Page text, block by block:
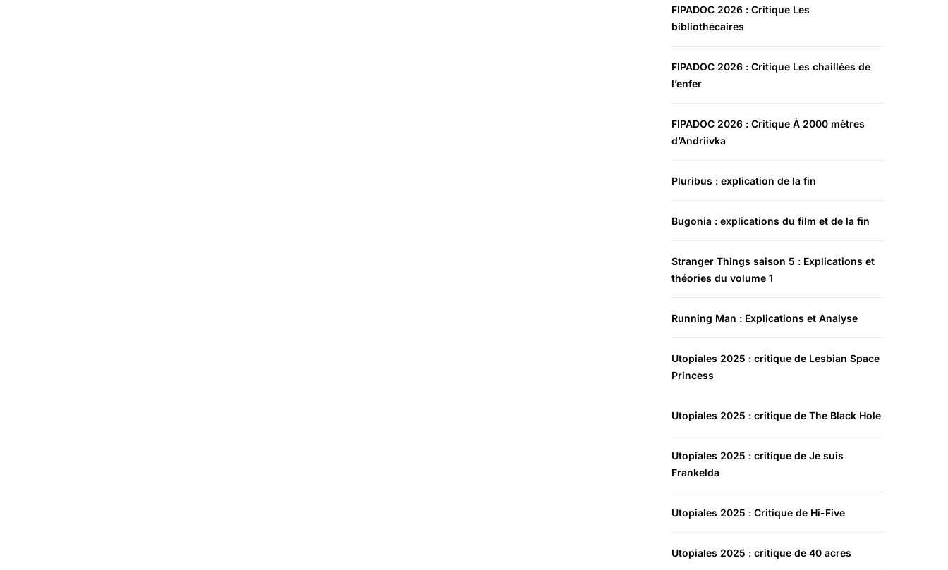
FIPADOC 2026 : Critique Les
bibliothécaires
FIPADOC 2026 : Critique Les chaillées de
l’enfer
FIPADOC 2026 : Critique À 2000 mètres
d’Andriivka
Pluribus : explication de la fin
Bugonia : explications du film et de la fin
Stranger Things saison 5 : Explications et
théories du volume 1
Running Man : Explications et Analyse
Utopiales 2025 : critique de Lesbian Space
Princess
Utopiales 2025 : critique de The Black Hole
Utopiales 2025 : critique de Je suis
Frankelda
Utopiales 2025 : Critique de Hi-Five
Utopiales 2025 : critique de 40 acres